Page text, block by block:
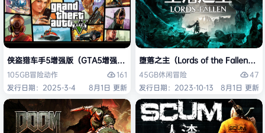
侠盗猎车手5增强版（GTA5增强版（Grand Theft Auto V Enhanced）免
105GB冒险动作
161
发行日期：2025-3-4
8月1日 更新
堕落之主（Lords of the Fallen）免
45GB休闲冒险
47
发行日期：2023-10-13
8月1日 更新